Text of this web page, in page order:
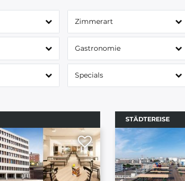
Zimmerart
Gastronomie
Specials
STÄDTEREISE